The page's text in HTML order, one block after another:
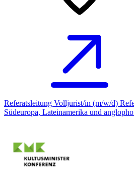
Referatsleitung Volljurist/in (m/w/d)
Südeuropa, Lateinamerika und